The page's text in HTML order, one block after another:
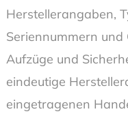
Herstellerangaben,
Seriennummern und
Aufzüge und
eindeutige
eingetragenen